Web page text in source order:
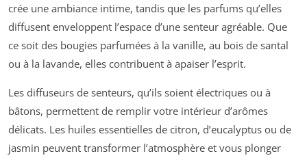
crée une ambiance intime, tandis que les parfums qu’elles
diffusent enveloppent l’espace d’une senteur agréable. Que
ce soit des bougies parfumées à la vanille, au bois de santal
ou à la lavande, elles contribuent à apaiser l’esprit.
Les diffuseurs de senteurs, qu’ils soient électriques ou à
bâtons, permettent de remplir votre intérieur d’arômes
délicats. Les huiles essentielles de citron, d’eucalyptus ou de
jasmin peuvent transformer l’atmosphère et vous plonger